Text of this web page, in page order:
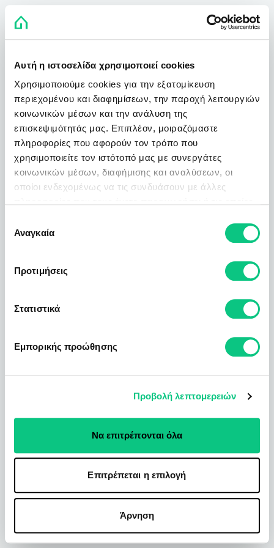
Αυτή η ιστοσελίδα χρησιμοποιεί cookies
Χρησιμοποιούμε cookies για την εξατομίκευση
περιεχομένου και διαφημίσεων, την παροχή λειτουργιών
κοινωνικών μέσων και την ανάλυση της
επισκεψιμότητάς μας. Επιπλέον, μοιραζόμαστε
πληροφορίες που αφορούν τον τρόπο που
χρησιμοποιείτε τον ιστότοπό μας με συνεργάτες
κοινωνικών μέσων, διαφήμισης και αναλύσεων, οι
οποίοι ενδεχομένως να τις συνδυάσουν με άλλες
των υπηρεσιών τους.
συγκατάθεσης
Αναγκαία
Προτιμήσεις
Στατιστικά
Εμπορικής προώθησης
Προβολή λεπτομερειών
Να επιτρέπονται όλα
Επιτρέπεται η επιλογή
Άρνηση